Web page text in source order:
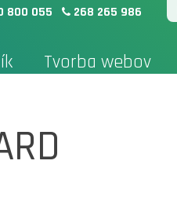
Tvorba webov
800 055 268 265 986